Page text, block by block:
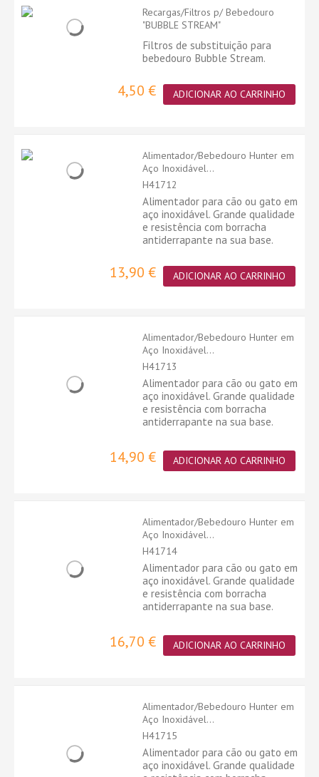
Recargas/Filtros p/ Bebedouro
"BUBBLE STREAM"
Filtros de substituição para
bebedouro Bubble Stream.
4,50 € ADICIONAR AO CARRINHO
Alimentador/Bebedouro Hunter em
Aço Inoxidável...
H41712
Alimentador para cão ou gato em
aço inoxidável. Grande qualidade
e resistência com borracha
antiderrapante na sua base.
13,90 € ADICIONAR AO CARRINHO
Alimentador/Bebedouro Hunter em
Aço Inoxidável...
H41713
Alimentador para cão ou gato em
aço inoxidável. Grande qualidade
e resistência com borracha
antiderrapante na sua base.
14,90 € ADICIONAR AO CARRINHO
Alimentador/Bebedouro Hunter em
Aço Inoxidável...
H41714
Alimentador para cão ou gato em
aço inoxidável. Grande qualidade
e resistência com borracha
antiderrapante na sua base.
16,70 € ADICIONAR AO CARRINHO
Alimentador/Bebedouro Hunter em
Aço Inoxidável...
H41715
Alimentador para cão ou gato em
aço inoxidável. Grande qualidade